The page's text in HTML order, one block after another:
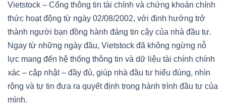
Vietstock – Cổng thông tin tài chính và chứng khoán chính
thức hoạt động từ ngày 02/08/2002, với định hướng trở
thành người bạn đồng hành đáng tin cậy của nhà đầu tư.
Ngay từ những ngày đầu, Vietstock đã không ngừng nỗ
lực mang đến hệ thống thông tin và dữ liệu tài chính chính
xác – cập nhật – đầy đủ, giúp nhà đầu tư hiểu đúng, nhìn
rộng và tự tin đưa ra quyết định trong hành trình đầu tư của
mình.